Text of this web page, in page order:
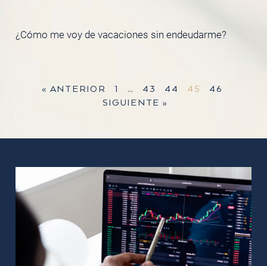
¿Cómo me voy de vacaciones sin endeudarme?
« ANTERIOR 1 … 43 44 45
46
SIGUIENTE »